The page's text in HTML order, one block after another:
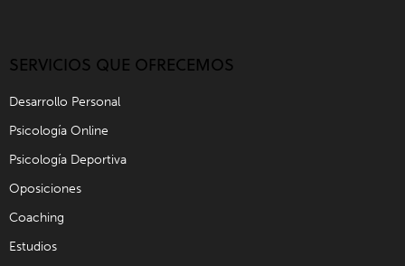
SERVICIOS QUE OFRECEMOS
Desarrollo Personal
Psicología Online
Psicología Deportiva
Oposiciones
Coaching
Estudios